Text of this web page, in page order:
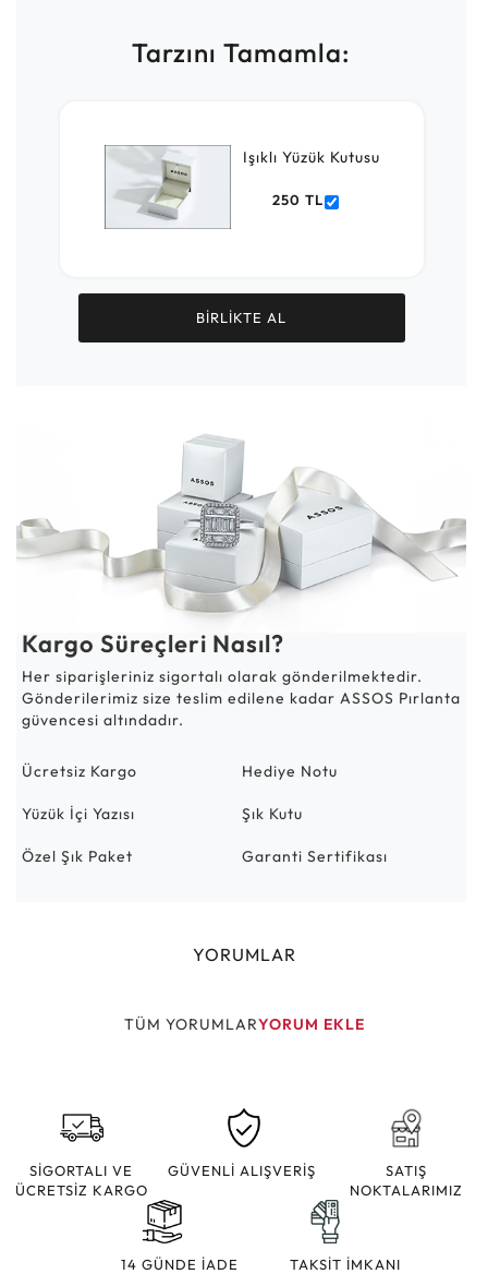
Tarzını Tamamla:
Işıklı Yüzük Kutusu
250 TL
BİRLİKTE AL
Kargo Süreçleri Nasıl?
Her siparişleriniz sigortalı olarak gönderilmektedir.
Gönderilerimiz size teslim edilene kadar ASSOS Pırlanta
güvencesi altındadır.
Ücretsiz Kargo Hediye Notu
Yüzük İçi Yazısı Şık Kutu
Özel Şık Paket Garanti Sertifikası
YORUMLAR
TÜM YORUMLARYORUM EKLE
SİGORTALI VE
ÜCRETSİZ KARGO
GÜVENLİ ALIŞVERİŞ
SATIŞ
NOKTALARIMIZ
14 GÜNDE İADE TAKSİT İMKANI